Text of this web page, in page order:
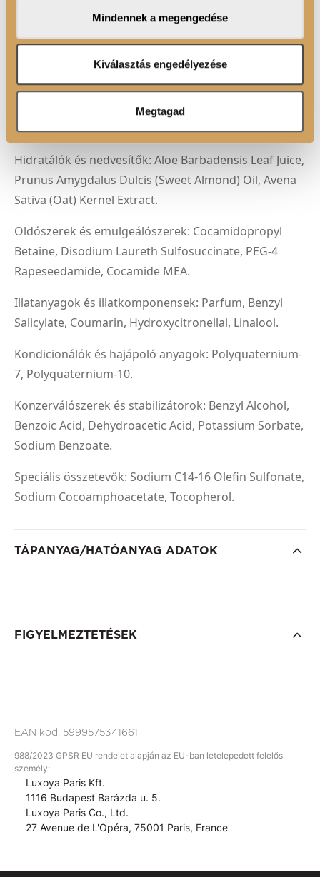
adatait, akik kombinálhatják az adatokat más olyan
adatokkal, amelyeket Ön adott meg számukra vagy az
Ön által használt más szolgáltatásokból gyűjtöttek.
Mindennek a megengedése
Kiválasztás engedélyezése
Megtagad
Kerülje a szembe jutást! Ha szembe kerül, azonnal
öblítse ki bő vízzel!
ÖSSZETEVŐK
Alkoholok: Glycerin.
Hidratálók és nedvesítők: Aloe Barbadensis Leaf Juice,
Prunus Amygdalus Dulcis (Sweet Almond) Oil, Avena
Sativa (Oat) Kernel Extract.
Oldószerek és emulgeálószerek: Cocamidopropyl
Betaine, Disodium Laureth Sulfosuccinate, PEG-4
Rapeseedamide, Cocamide MEA.
Illatanyagok és illatkomponensek: Parfum, Benzyl
Salicylate, Coumarin, Hydroxycitronellal, Linalool.
Kondicionálók és hajápoló anyagok: Polyquaternium-
7, Polyquaternium-10.
Konzerválószerek és stabilizátorok: Benzyl Alcohol,
Benzoic Acid, Dehydroacetic Acid, Potassium Sorbate,
Sodium Benzoate.
Speciális összetevők: Sodium C14-16 Olefin Sulfonate,
Sodium Cocoamphoacetate, Tocopherol.
TÁPANYAG/HATÓANYAG ADATOK
FIGYELMEZTETÉSEK
EAN kód: 5999575341661
988/2023 GPSR EU rendelet alapján az EU-ban letelepedett felelős
személy:
Luxoya Paris Kft.
1116 Budapest Barázda u. 5.
Luxoya Paris Co., Ltd.
27 Avenue de L'Opéra, 75001 Paris, France